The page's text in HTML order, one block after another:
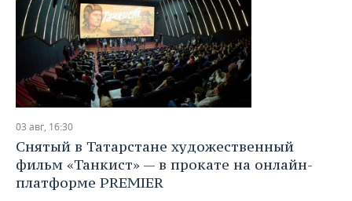
03 авг, 16:30
Снятый в Татарстане художественный
фильм «Танкист» — в прокате на онлайн-
платформе PREMIER